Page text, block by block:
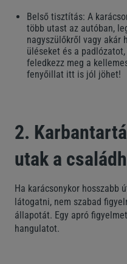
Belső tisztítás: A
több utast az autóban,
nagyszülőkről vagy akár
üléseket és a
feledkezz meg a
fenyőillat itt is jól jöhet!
2.
utak a
Ha karácsonykor hosszabb
látogatni, nem szabad
állapotát. Egy apró
hangulatot.